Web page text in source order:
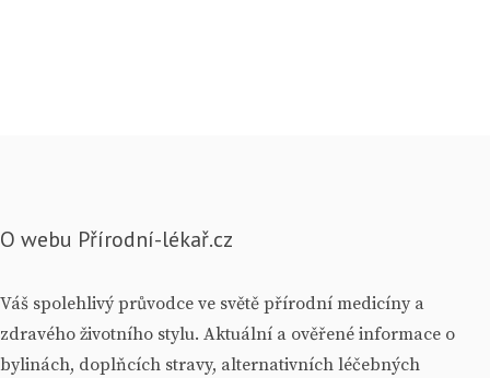
O webu Přírodní-lékař.cz
Váš spolehlivý průvodce ve světě přírodní medicíny a
zdravého životního stylu. Aktuální a ověřené informace o
bylinách, doplňcích stravy, alternativních léčebných